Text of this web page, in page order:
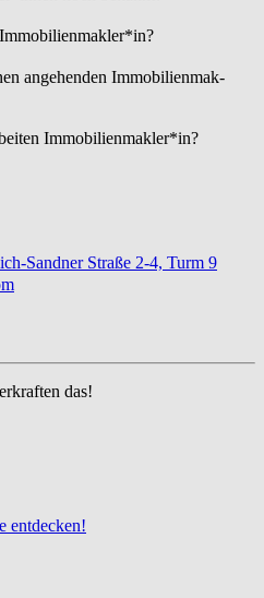
angehenden Im­mo­bi­li­en­mak­
Im­mo­bi­li­en­mak­ler*in?
Sandner Straße 2-4, Turm 9
das!
entdecken!